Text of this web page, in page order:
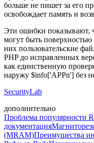
больше не пишет за его
освобождает память и
Эти ошибки показывают,
могут быть поверхностью
них пользовательские
PHP до исправленных
как единственную
наружу $info['APPn'] без
SecurityLab
дополнительно
Проблема популярности
документация
(MRAM)Преимущества